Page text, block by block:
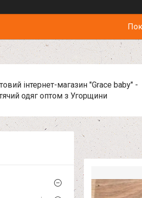
інтернет-магазин "Grace baby" -
одяг оптом з Угорщини